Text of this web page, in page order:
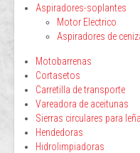
Aspiradores-soplantes
Motor Electrico
Aspiradores de
Motobarrenas
Cortasetos
Carretilla de transporte
Vareadora de aceitunas
Sierras circulares para leña
Hendedoras
Hidrolimpiadoras